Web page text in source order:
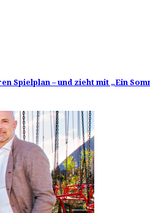
Spielplan – und zieht mit „Ein